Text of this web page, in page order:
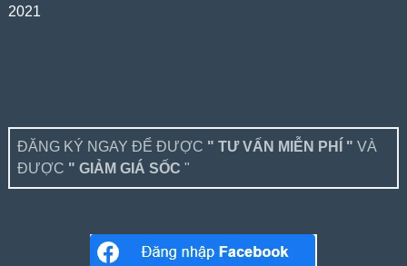
2021
ĐĂNG KÝ NGAY ĐỂ ĐƯỢC " TƯ VẤN MIỄN PHÍ " VÀ
ĐƯỢC " GIẢM GIÁ SỐC "